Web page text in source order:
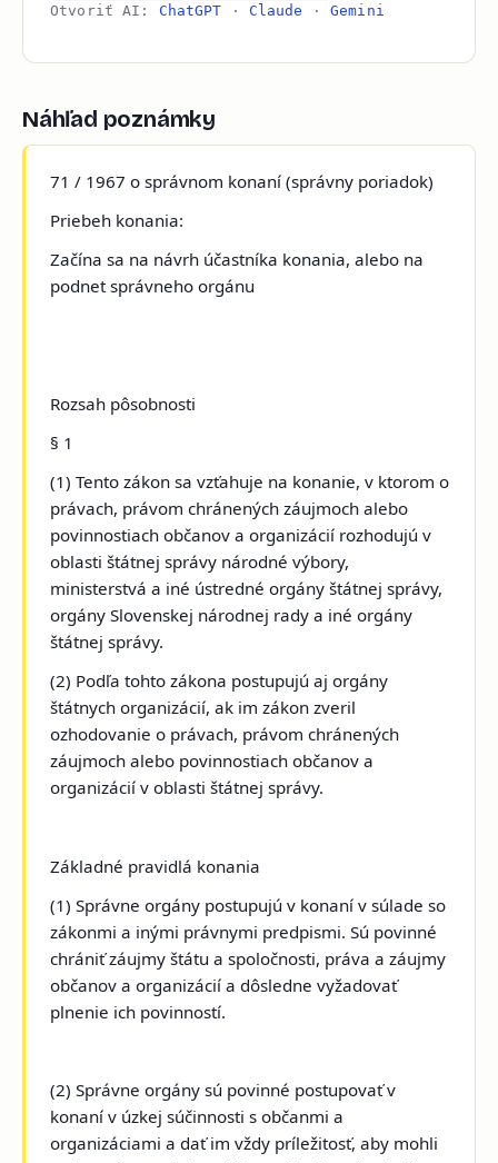
Otvoriť AI: ChatGPT · Claude ·Gemini
Náhľad poznámky
71 / 1967 o správnom konaní (správny poriadok)
Priebeh konania:
Začína sa na návrh účastníka konania, alebo na
podnet správneho orgánu
Rozsah pôsobnosti
§ 1
(1) Tento zákon sa vzťahuje na konanie, v ktorom o
právach, právom chránených záujmoch alebo
povinnostiach občanov a organizácií rozhodujú v
oblasti štátnej správy národné výbory,
ministerstvá a iné ústredné orgány štátnej správy,
orgány Slovenskej národnej rady a iné orgány
štátnej správy.
(2) Podľa tohto zákona postupujú aj orgány
štátnych organizácií, ak im zákon zveril
ozhodovanie o právach, právom chránených
záujmoch alebo povinnostiach občanov a
organizácií v oblasti štátnej správy.
Základné pravidlá konania
(1) Správne orgány postupujú v konaní v súlade so
zákonmi a inými právnymi predpismi. Sú povinné
chrániť záujmy štátu a spoločnosti, práva a záujmy
občanov a organizácií a dôsledne vyžadovať
plnenie ich povinností.
(2) Správne orgány sú povinné postupovať v
konaní v úzkej súčinnosti s občanmi a
organizáciami a dať im vždy príležitosť, aby mohli